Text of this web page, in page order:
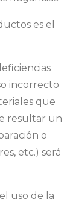
es el
incorrecto
que
resultar un
o
etc.) será
uso de la